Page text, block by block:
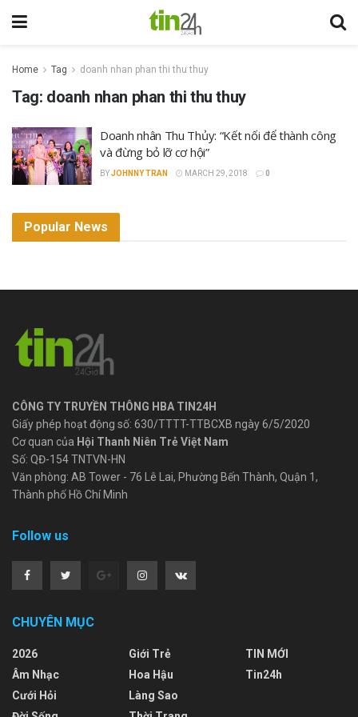
Home Tag doanh nhan phan thi thu thuy
Tag: doanh nhan phan thi thu thuy
Doanh nhân Thu Thủy: “Kết nối để thành công
và đừng bỏ lỡ cơ hội”
BYJOHNNY TRAN MARCH 29, 2018 0
Popular News
CÔNG TY TRUYỀN THÔNG HBA TIN24H
Giấy phép hoạt động số: 630/TTTT-TTBCXB ngày 6/5/2020
Cơ quan của Hội Thanh Niên Trẻ Việt Nam
Số: QĐ-154 TNTVN-HN
Văn phòng: AB Tower - 76 Lê Lai, Phường Bến Thành, Quận 1,
Thành phố Hồ Chí Minh
Follow us
CHUYÊN MỤC
2026
Âm Nhạc
Cưới Hỏi
Giới Trẻ
Hoa Hậu
Làng Sao
TIN MỚI
Tin24h